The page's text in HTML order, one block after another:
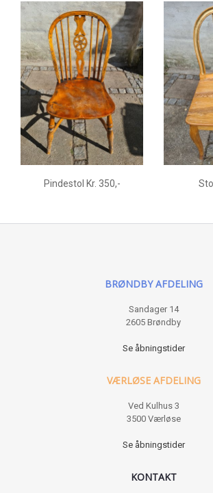
Pindestol Kr. 350,-
BRØNDBY AFDELING
Sandager 14
2605 Brøndby
Se åbningstider
VÆRLØSE AFDELING
Ved Kulhus 3
3500 Værløse
Se åbningstider
KONTAKT